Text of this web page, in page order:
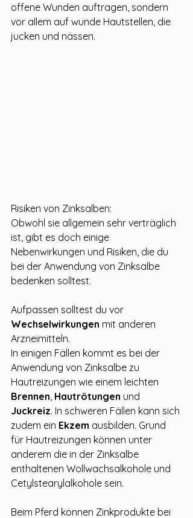
offene Wunden auftragen, sondern
vor allem auf wunde Hautstellen, die
jucken und nässen.
Risiken von Zinksalben:
Obwohl sie allgemein sehr verträglich
ist, gibt es doch einige
Nebenwirkungen und Risiken, die du
bei der Anwendung von Zinksalbe
bedenken solltest.
Aufpassen solltest du vor
Wechselwirkungen mit anderen
Arzneimitteln.
In einigen Fällen kommt es bei der
Anwendung von Zinksalbe zu
Hautreizungen wie einem leichten
Brennen Hautrötungen und
Juckreiz. In schweren Fällen kann sich
zudem ein Ekzem ausbilden. Grund
für Hautreizungen können unter
anderem die in der Zinksalbe
enthaltenen Wollwachsalkohole und
Cetylstearylalkohole sein.
Beim Pferd können Zinkprodukte bei